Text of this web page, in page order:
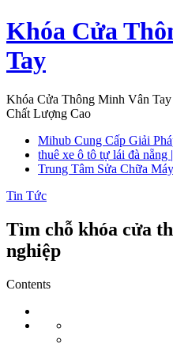
Skip
to
content
Khóa Cửa
Tay
Khóa Cửa Thông Minh Vân
Chất Lượng Cao
Mihub Cung Cấp Giải
thuê xe ô tô tự lái đà
Trung Tâm Sửa Chữa
Tin Tức
Tìm chỗ khóa cửa
nghiệp
Contents